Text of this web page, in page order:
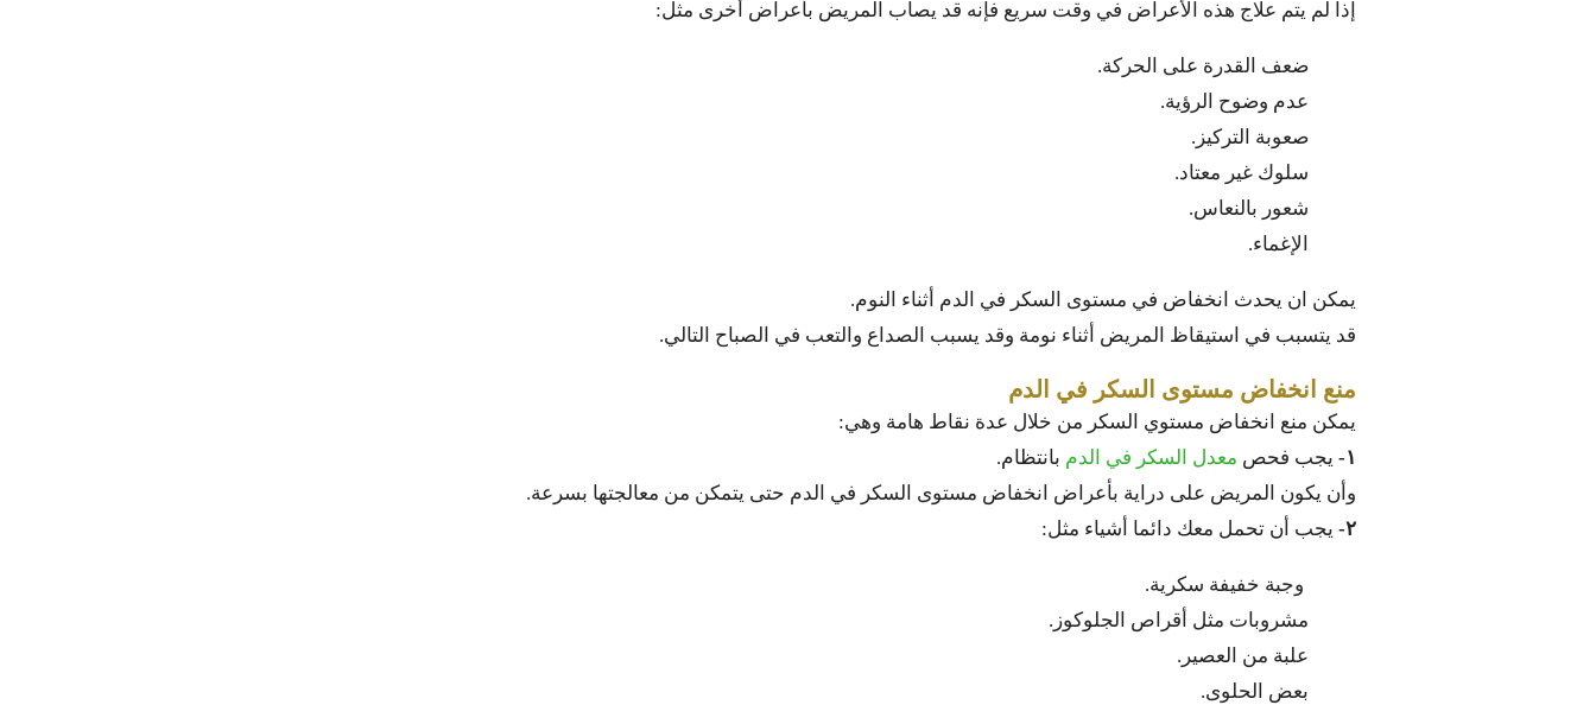
إذا لم يتم علاج هذه الأعراض في وقت سريع فإنه قد يصاب المريض بأعراض أخرى مثل:
ضعف القدرة على الحركة.
عدم وضوح الرؤية.
صعوبة التركيز.
سلوك غير معتاد.
شعور بالنعاس.
الإغماء.
يمكن ان يحدث انخفاض في مستوى السكر في الدم أثناء النوم.
قد يتسبب في استيقاظ المريض أثناء نومة وقد يسبب الصداع والتعب في الصباح التالي.
منع انخفاض مستوى السكر في الدم
يمكن منع انخفاض مستوي السكر من خلال عدة نقاط هامة وهي:
١-
يجب فحص معدل السكر في الدم بانتظام.
وأن يكون المريض على دراية بأعراض انخفاض مستوى السكر في الدم حتى يتمكن من معالجتها بسرعة.
٢- يجب أن تحمل معك دائما أشياء مثل:
وجبة خفيفة سكرية.
مشروبات مثل أقراص الجلوكوز.
علبة من العصير.
بعض الحلوى.